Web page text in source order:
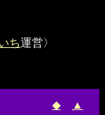
ち運営〉
◆ ▲